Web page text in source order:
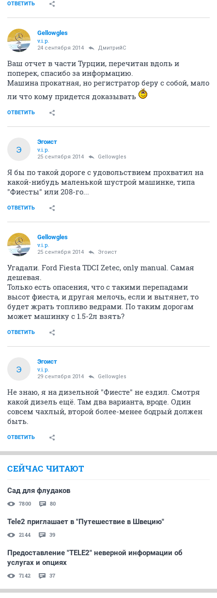
ОТВЕТИТЬ
Gellowgles
v.i.p.
24 сентября 2014 ДмитрийС
Ваш отчет в части Турции, перечитан вдоль и
поперек, спасибо за информацию.
Машина прокатная, но регистратор беру с собой, мало
ли что кому придется доказывать
ОТВЕТИТЬ
Э
Эгоист
v.i.p.
25 сентября 2014 Gellowgles
Я бы по такой дороге с удовольствием прохватил на
какой-нибудь маленькой шустрой машинке, типа
"Фиесты" или 208-го...
ОТВЕТИТЬ
Gellowgles
v.i.p.
25 сентября 2014 Эгоист
Угадали. Ford Fiesta TDCI Zetec, only manual. Самая
дешевая.
Только есть опасения, что с такими перепадами
высот фиеста, и другая мелочь, если и вытянет, то
будет жрать топливо ведрами. По таким дорогам
может машинку с 1.5-2л взять?
ОТВЕТИТЬ
Э
Эгоист
v.i.p.
29 сентября 2014 Gellowgles
Не знаю, я на дизельной "Фиесте" не ездил. Смотря
какой дизель ещё. Там два варианта, вроде. Один
совсем чахлый, второй более-менее бодрый должен
быть.
ОТВЕТИТЬ
СЕЙЧАС ЧИТАЮТ
Сад для флудаков
7800 80
Tele2 приглашает в "Путешествие в Швецию"
2144 39
Предоставление "TELE2" неверной информации об
услугах и опциях
7142 37